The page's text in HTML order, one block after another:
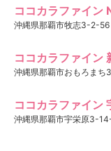
ココカラファイン
沖縄県那覇市牧志3-2-56
ココカラファイン
沖縄県那覇市おもろま
ココカラファイン
沖縄県那覇市宇栄原3-